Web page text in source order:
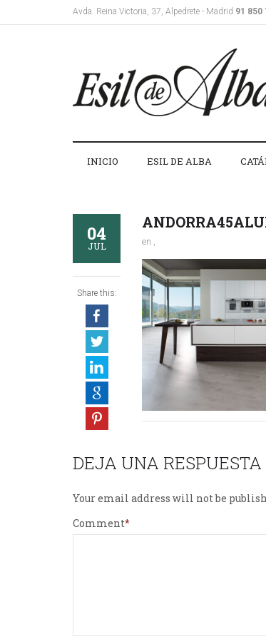
Avda. Reina Victoria, 37, Alpedrete - Madrid 91 850
INICIO ESIL DE ALBA
04
JUL
Share this:
en ,
DEJA UNA RESPUESTA
Your email address will not be
Comment